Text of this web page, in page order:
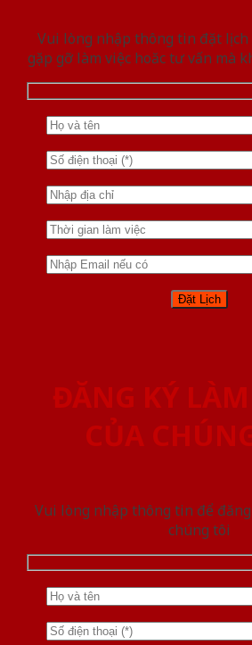
Vui lòng nhập thông tin đặt lịch
gặp gỡ làm việc hoăc tư vấn mà
ĐĂNG KÝ
CỦA
Vui lòng nhập thông tin để
chúng tôi